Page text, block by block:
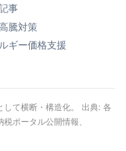
事
騰対策
ギー価格支援
て横断・構造化。 出典: 各
ポータル公開情報、